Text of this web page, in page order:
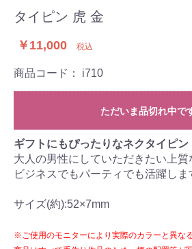
タイピン 虎 金
￥11,000 税込
商品コード： i710
ただいま品切れ中で
ギフトにもぴったりなネクタイピン
大人の男性にしていただきたい上質
ビジネスでもパーティでも活躍しま
サイズ(約):52×7mm
※ご使用のモニターにより実際のカラーと異な